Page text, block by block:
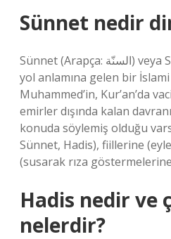
Sünnet nedir
Sünnet (Arapça: السنّة) veya Sünnet-i Seniyye, üslup,
yol anlamına gelen bir
Muhammed’in, Kur’an’da
emirler dışında kalan
konuda söylemiş olduğu
Sünnet, Hadis), fiillerine
(susarak rıza
Hadis nedir ve
nelerdir?